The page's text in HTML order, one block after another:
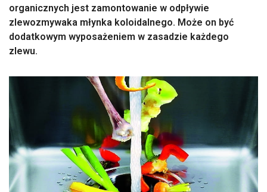
organicznych jest zamontowanie w odpływie
zlewozmywaka młynka koloidalnego. Może on być
dodatkowym wyposażeniem w zasadzie każdego
zlewu.